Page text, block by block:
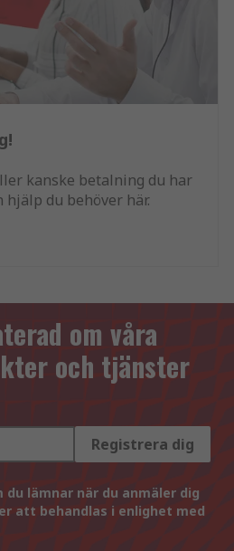
kanske betalning du har
hjälp du behöver här.
om våra
och tjänster
Registrera dig
lämnar när du anmäler dig
att behandlas i enlighet med